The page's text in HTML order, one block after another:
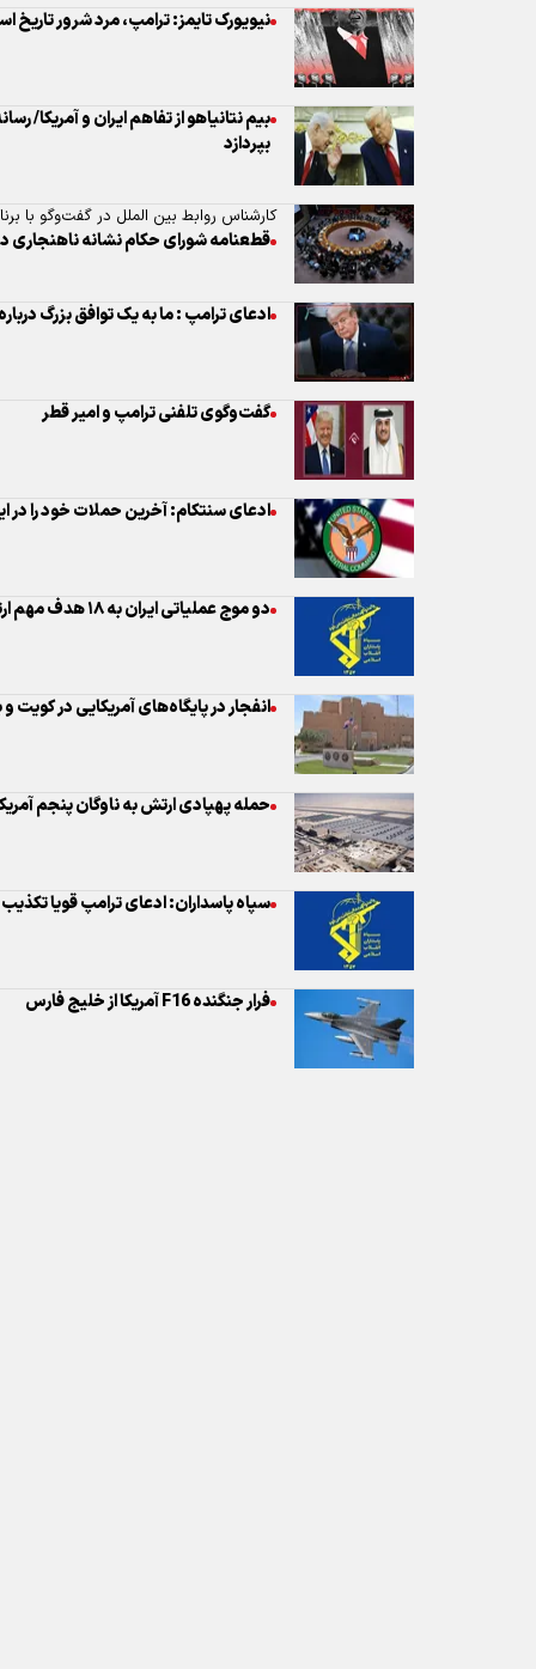
ادعای ترامپ : ما به یک توافق بزرگ
گفت‌وگوی تلفنی ترامپ و امیر قطر
نظر شما